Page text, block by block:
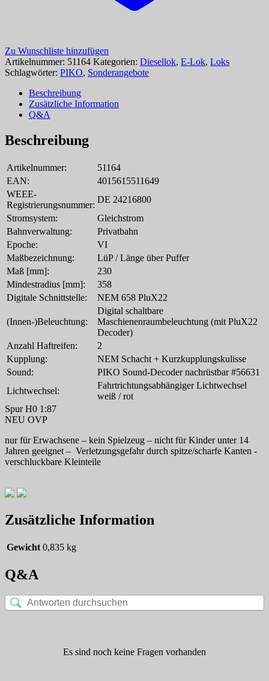
Zu Wunschliste hinzufügen
Artikelnummer: 51164 Kategorien: Diesellok, E-Lok, Loks
Schlagwörter: PIKO, Sonderangebote
Beschreibung
Zusätzliche Information
Q&A
Beschreibung
Artikelnummer:
51164
EAN:
4015615511649
WEEE-
Registrierungsnummer:
DE 24216800
Stromsystem:
Gleichstrom
Bahnverwaltung:
Privatbahn
Epoche:
VI
Maßbezeichnung:
LüP / Länge über Puffer
Maß [mm]:
230
Mindestradius [mm]:
358
Digitale Schnittstelle:
NEM 658 PluX22
(Innen-)Beleuchtung:
Digital schaltbare
Maschienenraumbeleuchtung (mit PluX22
Decoder)
Anzahl Haftreifen:
2
Kupplung:
NEM Schacht + Kurzkupplungskulisse
Sound:
PIKO Sound-Decoder nachrüstbar #56631
Lichtwechsel:
Fahrtrichtungsabhängiger Lichtwechsel
weiß / rot
Spur H0 1:87
NEU OVP
nur für Erwachsene – kein Spielzeug – nicht für Kinder unter 14
Jahren geeignet – Verletzungsgefahr durch spitze/scharfe Kanten -
verschluckbare Kleinteile
Zusätzliche Information
Gewicht 0,835 kg
Q&A
Es sind noch keine Fragen vorhanden